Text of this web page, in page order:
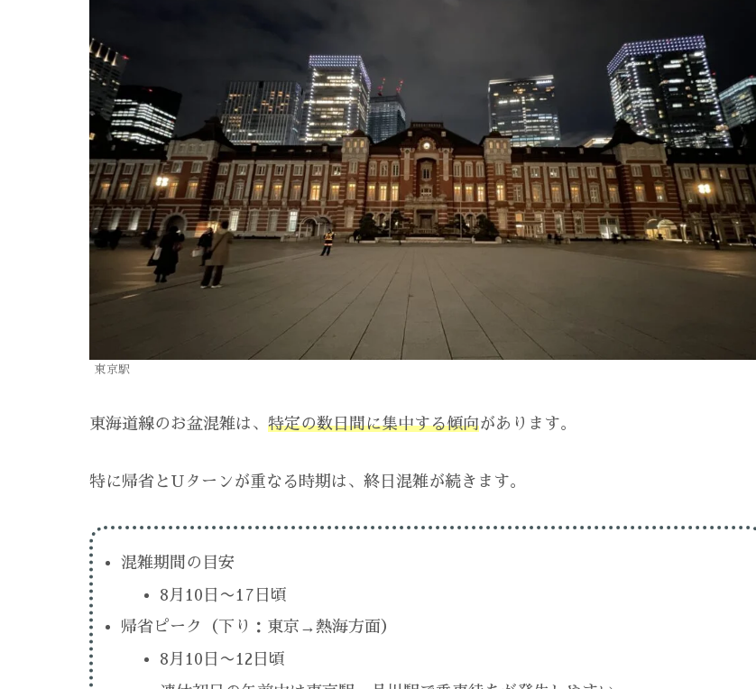
東京駅
東海道線のお盆混雑は、 特定の数日間に集中する傾向があります。
特に帰省とUターンが重なる時期は、終日混雑が続きます。
混雑期間の目安
8月10日〜17日頃
帰省ピーク（下り：東京→熱海方面）
8月10日〜12日頃